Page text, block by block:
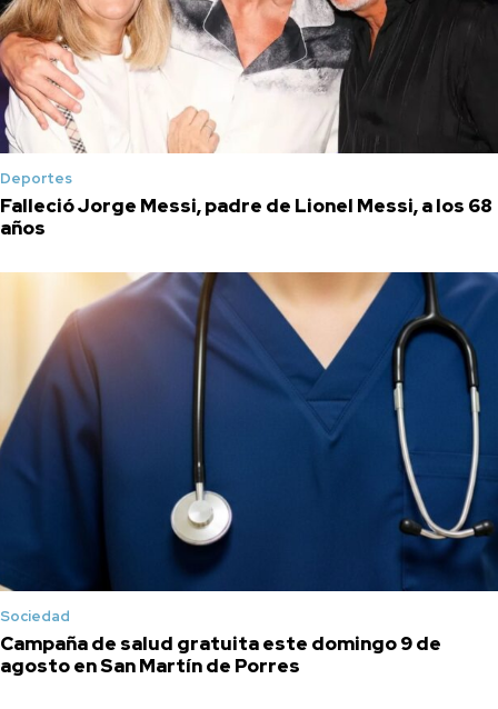
Deportes
Falleció Jorge Messi, padre de Lionel Messi, a los 68
años
Sociedad
Campaña de salud gratuita este domingo 9 de
agosto en San Martín de Porres